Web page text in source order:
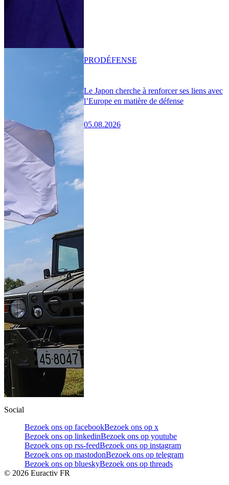
Le Japon cherche à renforcer ses liens avec
l’Europe en matière de défense
05.08.2026
PRODÉFENSE
Social
Bezoek ons op facebookBezoek ons op x
Bezoek ons op linkedinBezoek ons op youtube
Bezoek ons op rss-feedBezoek ons op instagram
Bezoek ons op mastodonBezoek ons op telegram
Bezoek ons op blueskyBezoek ons op threads
© 2026 Euractiv FR